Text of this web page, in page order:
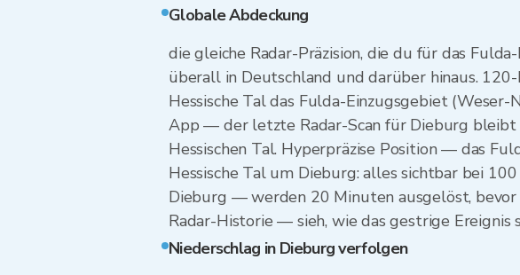
Globale Abdeckung
die gleiche Radar-Präzision, die du für das
überall in Deutschland und darüber hinaus.
Hessische Tal das Fulda-Einzugsgebiet
App — der letzte Radar-Scan für Dieburg bleibt
Hessischen Tal. Hyperpräzise Position — das
Hessische Tal um Dieburg: alles sichtbar bei
Dieburg — werden 20 Minuten ausgelöst,
Radar-Historie — sieh, wie das gestrige
Niederschlag in Dieburg verfolgen